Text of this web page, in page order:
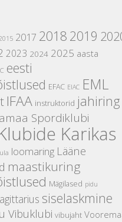
2017 2018 2019
2023 2024 2025 aasta
eesti
EFAC EIAC EML
IFAA instruktorid jahiring
Spordiklubi
Karikas
loomaring Lääne
maastikuring
Mägilased pidu
siselaskmine
Vibuklubi vibujaht